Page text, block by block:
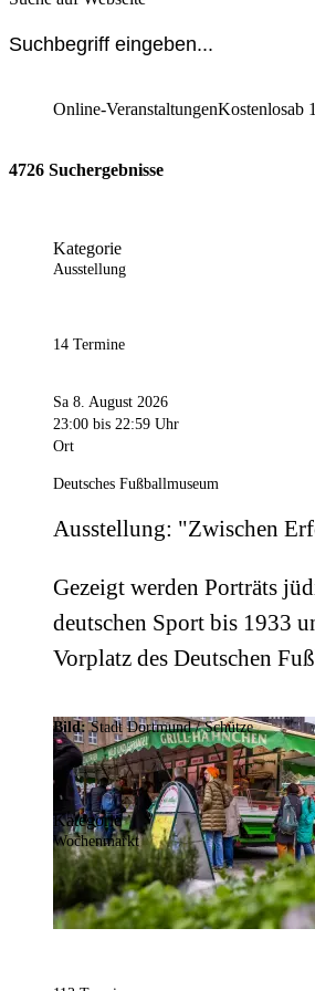
Online-VeranstaltungenKostenlosab
4726 Suchergebnisse
Kategorie
Ausstellung
14 Termine
Sa 8. August 2026
23:00 bis 22:59 Uhr
Ort
Deutsches Fußballmuseum
Ausstellung: "Zwischen
Gezeigt werden Porträts
deutschen Sport bis 1933
Vorplatz des Deutschen
Bild:Stadt Dortmund / Schütze
Kategorie
Wochenmarkt